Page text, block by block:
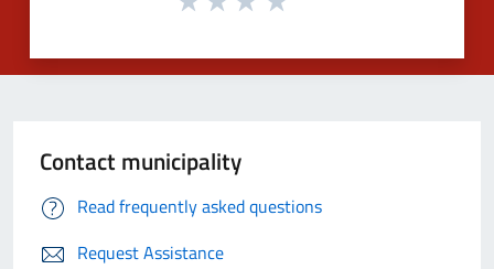
Contact municipality
Read frequently asked questions
Request Assistance